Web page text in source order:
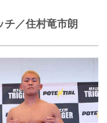
／住村竜市朗